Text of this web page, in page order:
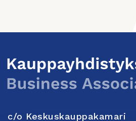
c/o Keskuskauppakamari